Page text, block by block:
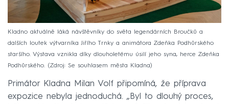
Kladno aktuálně láká návštěvníky do světa legendárních Broučků a
dalších loutek výtvarníka Jiřího Trnky a animátora Zdeňka Podhůrského
staršího. Výstava vznikla díky dlouholetému úsilí jeho syna, herce Zdeňka
Podhůrského.
Zdroj: Se souhlasem města Kladna
Primátor Kladna Milan Volf připomíná, že příprava
expozice nebyla jednoduchá. „Byl to dlouhý proces,